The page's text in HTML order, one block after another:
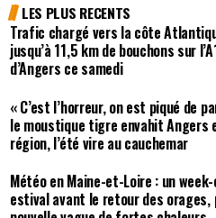
LES PLUS RECENTS
Trafic chargé vers la côte
jusqu’à 11,5 km de bouchons sur
d’Angers ce samedi
« C’est l’horreur, on est piqué de
le moustique tigre envahit Angers
région, l’été vire au cauchemar
Météo en Maine-et-Loire : un
estival avant le retour des orages,